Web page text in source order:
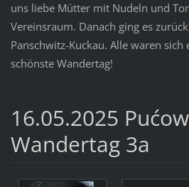
uns liebe Mütter mit Nudeln und
Vereinsraum. Danach ging es
Panschwitz-Kuckau. Alle waren sich
schönste Wandertag!
16.05.2025
Wandertag 3a